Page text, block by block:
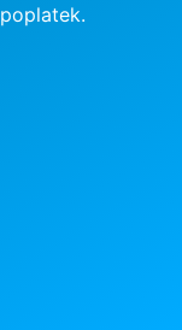
poplatek.